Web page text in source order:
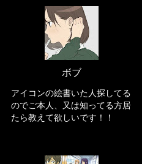
ボブ
アイコンの絵書いた人探してる
のでご本人、又は知ってる方居
たら教えて欲しいです！！